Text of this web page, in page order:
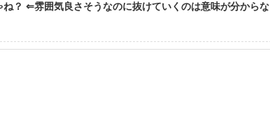
ね？ ⇐雰囲気良さそうなのに抜けていくのは意味が分からな